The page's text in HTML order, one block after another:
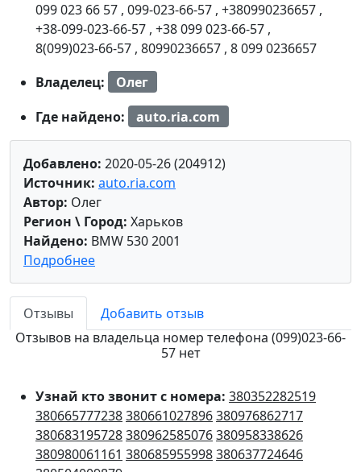
099 023 66 57 , 099-023-66-57 , +380990236657 ,
+38-099-023-66-57 , +38 099 023-66-57 ,
8(099)023-66-57 , 80990236657 , 8 099 0236657
Владелец:
Олег
Где найдено:
auto.ria.com
Добавлено: 2020-05-26 (204912)
Источник: auto.ria.com
Автор: Олег
Регион \ Город: Харьков
Найдено: BMW 530 2001
Подробнее
Отзывы
Добавить отзыв
Отзывов на владельца номер телефона (099)023-66-
57 нет
Узнай кто звонит с номера: 380352282519
380665777238380661027896380976862717
380683195728380962585076380958338626
380980061161 380685955998380637724646